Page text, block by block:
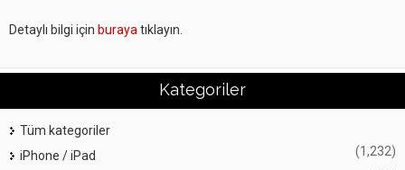
Detaylı bilgi için buraya tıklayın.
Kategoriler
Tüm kategoriler
iPhone / iPad
(1,232)